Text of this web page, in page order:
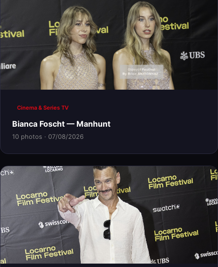
Cinema & Series TV
Bianca Foscht — Manhunt
10 photos · 07/08/2026